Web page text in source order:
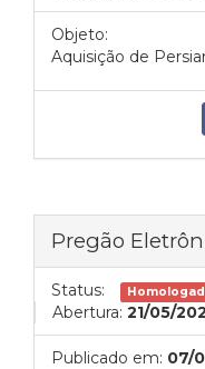
Objeto:
Aquisição de
Pregão
Status:
Abertura: 21/05/
Publicado em: 07/